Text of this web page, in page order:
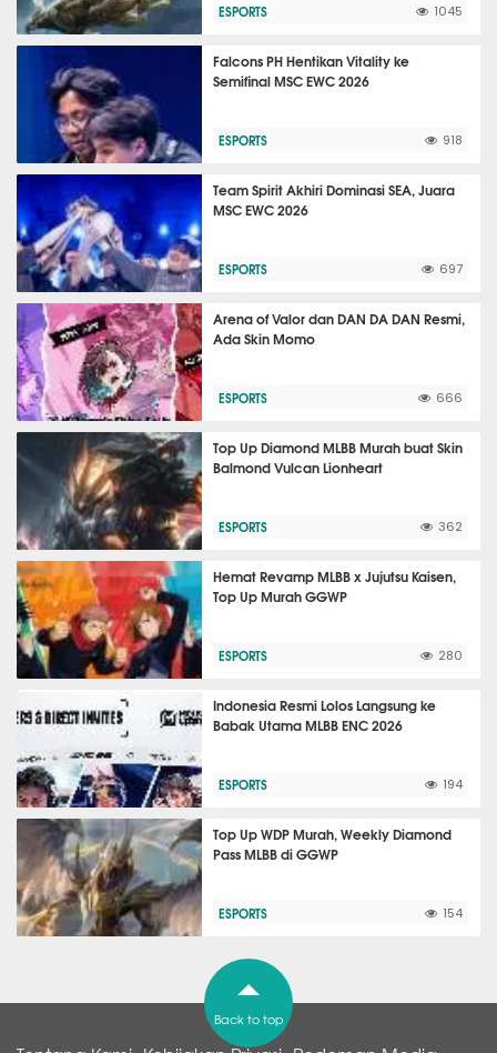
ESPORTS 1045
Falcons PH Hentikan Vitality ke
Semifinal MSC EWC 2026
ESPORTS 918
Team Spirit Akhiri Dominasi SEA, Juara
MSC EWC 2026
ESPORTS 697
Arena of Valor dan DAN DA DAN Resmi,
Ada Skin Momo
ESPORTS 666
Top Up Diamond MLBB Murah buat Skin
Balmond Vulcan Lionheart
ESPORTS 362
Hemat Revamp MLBB x Jujutsu Kaisen,
Top Up Murah GGWP
ESPORTS 280
Indonesia Resmi Lolos Langsung ke
Babak Utama MLBB ENC 2026
ESPORTS 194
Top Up WDP Murah, Weekly Diamond
Pass MLBB di GGWP
ESPORTS 154
Back to top